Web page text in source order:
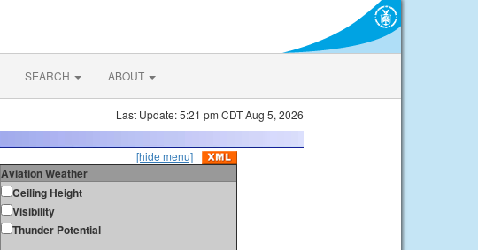
SEARCH ABOUT
Last Update: 5:21 pm CDT Aug 5, 2026
[hide menu]
Aviation Weather
Ceiling Height
Visibility
Thunder Potential